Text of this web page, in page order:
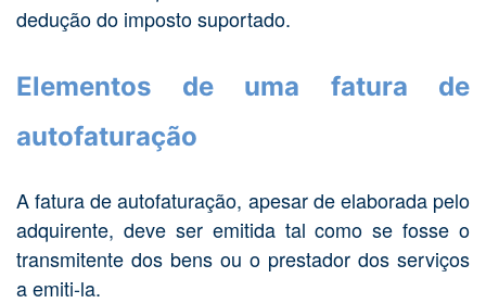
dedução do imposto suportado.
Elementos de uma fatura de
autofaturação
A fatura de autofaturação, apesar de elaborada pelo
adquirente, deve ser emitida tal como se fosse o
transmitente dos bens ou o prestador dos serviços
a emiti-la.